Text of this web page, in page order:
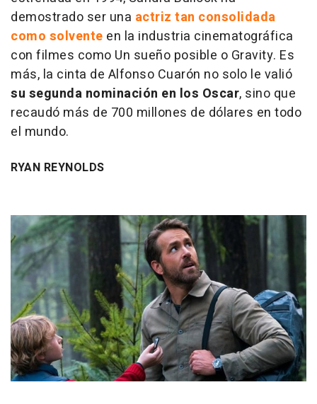
demostrado ser una actriz tan consolidada
como solvente en la industria cinematográfica
con filmes como Un sueño posible o Gravity. Es
más, la cinta de Alfonso Cuarón no solo le valió
su segunda nominación en los Oscar, sino que
recaudó más de 700 millones de dólares en todo
el mundo.
RYAN REYNOLDS